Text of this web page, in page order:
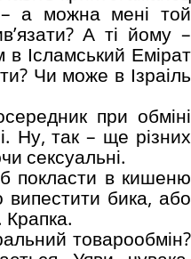
а можна мені той
А ті йому –
Ісламський Емірат
Чи може в Ізраіль
при обміні
Ну, так – ще різних
сексуальні.
покласти в кишеню
випестити бика, або
Крапка.
товарообмін?